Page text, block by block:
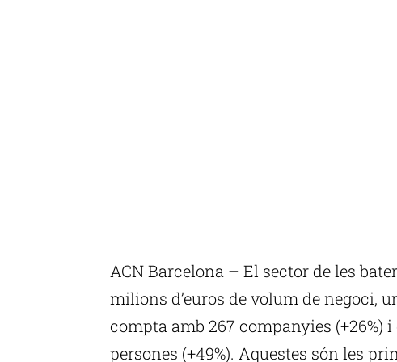
ACN Barcelona – El sector de les
milions d’euros de volum de negoci,
compta amb 267 companyies (+26%)
persones (+49%). Aquestes són les